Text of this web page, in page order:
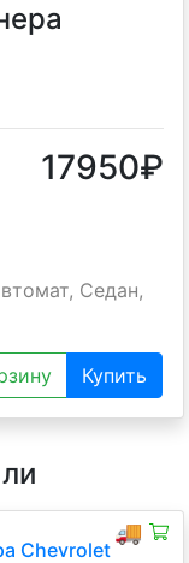
17950₽
Седан,
Купить
🚚
Chevrolet